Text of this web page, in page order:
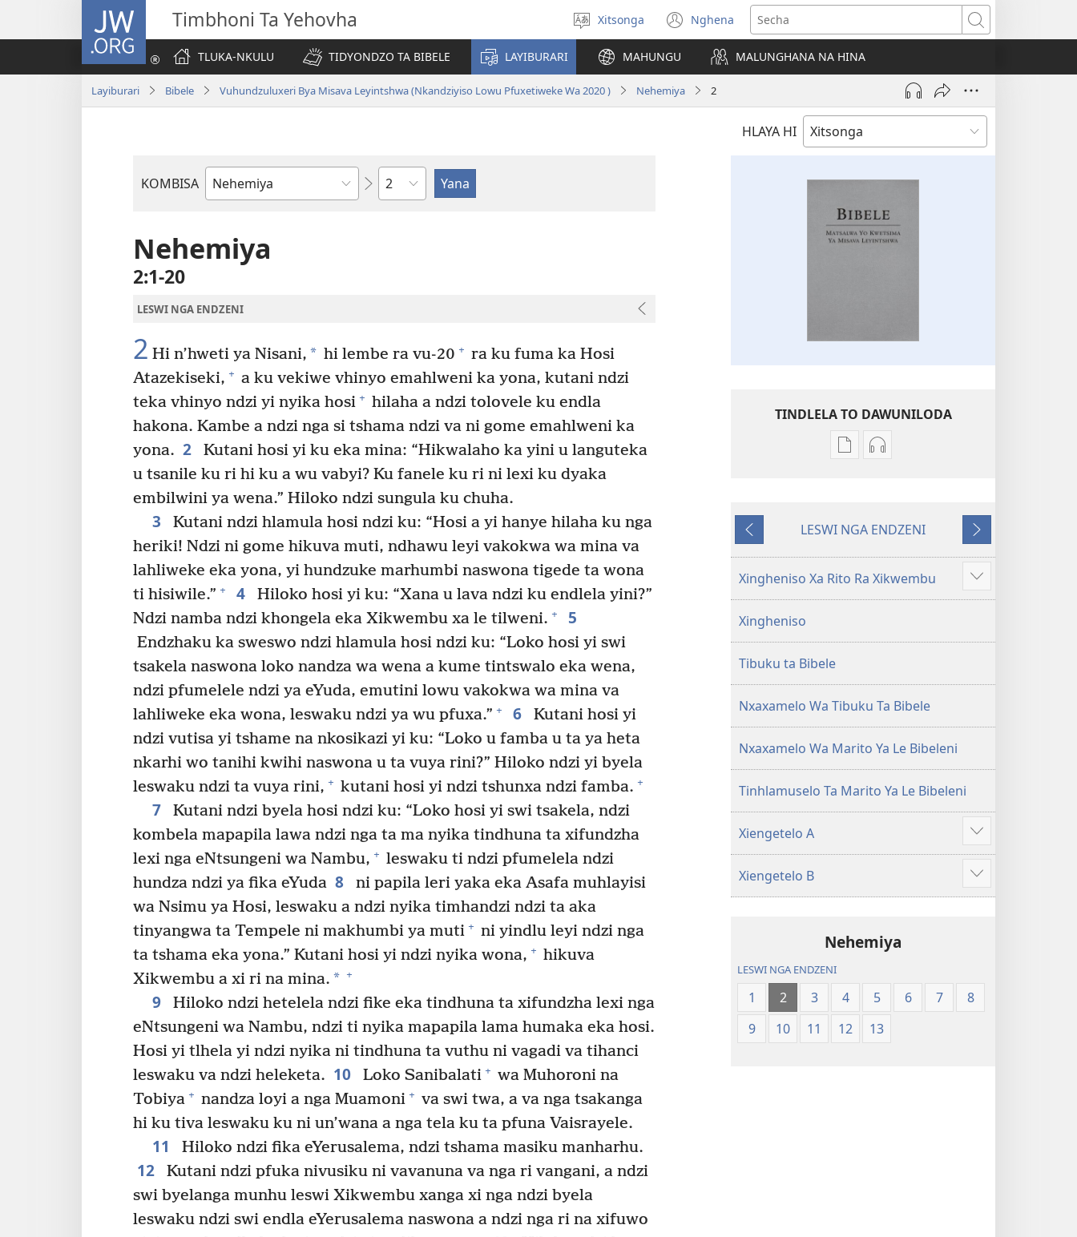
JW.ORG Timbhoni Ta Yehovha
Hlawula
ririmi
Xitsonga Nghena
(opens
new
window)
Secha
TLUKA-NKULU
TIDYONDZO TA BIBELE LAYIBURARI MAHUNGU MALUNGHANA NA HINA
Layiburari Bibele Vuhundzuluxeri Bya Misava Leyintshwa (Nkandziyiso Lowu Pfuxetiweke Wa 2020 ) Nehemiya 2
HLAYA HI
KOMBISA
Bible
Ndzima
Nehemiya
2:1-20
LESWI NGA ENDZENI
2 Hi n’hweti ya Nisani, * hi lembe ra vu-20 + ra ku fuma ka Hosi
Atazekiseki, + a ku vekiwe vhinyo emahlweni ka yona, kutani ndzi
teka vhinyo ndzi yi nyika hosi + hilaha a ndzi tolovele ku endla
hakona. Kambe a ndzi nga si tshama ndzi va ni gome emahlweni ka
yona. 2
Kutani hosi yi ku eka mina: “Hikwalaho ka yini u languteka
u tsanile ku ri hi ku a wu vabyi? Ku fanele ku ri ni lexi ku dyaka
embilwini ya wena.” Hiloko ndzi sungula ku chuha.
3
Kutani ndzi hlamula hosi ndzi ku: “Hosi a yi hanye hilaha ku nga
heriki! Ndzi ni gome hikuva muti, ndhawu leyi vakokwa wa mina va
lahliweke eka yona, yi hundzuke marhumbi naswona tigede ta wona
ti hisiwile.” + 4
Hiloko hosi yi ku: “Xana u lava ndzi ku endlela yini?”
Ndzi namba ndzi khongela eka Xikwembu xa le tilweni. + 5
Endzhaku ka sweswo ndzi hlamula hosi ndzi ku: “Loko hosi yi swi
tsakela naswona loko nandza wa wena a kume tintswalo eka wena,
ndzi pfumelele ndzi ya eYuda, emutini lowu vakokwa wa mina va
lahliweke eka wona, leswaku ndzi ya wu pfuxa.” + 6
Kutani hosi yi
ndzi vutisa yi tshame na nkosikazi yi ku: “Loko u famba u ta ya heta
nkarhi wo tanihi kwihi naswona u ta vuya rini?” Hiloko ndzi yi byela
leswaku ndzi ta vuya rini, + kutani hosi yi ndzi tshunxa ndzi famba. +
7
Kutani ndzi byela hosi ndzi ku: “Loko hosi yi swi tsakela, ndzi
kombela mapapila lawa ndzi nga ta ma nyika tindhuna ta xifundzha
lexi nga eNtsungeni wa Nambu, + leswaku ti ndzi pfumelela ndzi
hundza ndzi ya fika eYuda 8
ni papila leri yaka eka Asafa muhlayisi
wa Nsimu ya Hosi, leswaku a ndzi nyika timhandzi ndzi ta aka
tinyangwa ta Tempele ni makhumbi ya muti + ni yindlu leyi ndzi nga
ta tshama eka yona.” Kutani hosi yi ndzi nyika wona, + hikuva
Xikwembu a xi ri na mina. * +
9
Hiloko ndzi hetelela ndzi fike eka tindhuna ta xifundzha lexi nga
eNtsungeni wa Nambu, ndzi ti nyika mapapila lama humaka eka hosi.
Hosi yi tlhela yi ndzi nyika ni tindhuna ta vuthu ni vagadi va tihanci
leswaku va ndzi heleketa. 10 Loko Sanibalati + wa Muhoroni na
Tobiya + nandza loyi a nga Muamoni + va swi twa, a va nga tsakanga
hi ku tiva leswaku ku ni un’wana a nga tela ku ta pfuna Vaisrayele.
11 Hiloko ndzi fika eYerusalema, ndzi tshama masiku manharhu.
12
Kutani ndzi pfuka nivusiku ni vavanuna va nga ri vangani, a ndzi
swi byelanga munhu leswi Xikwembu xanga xi nga ndzi byela
leswaku ndzi swi endla eYerusalema naswona a ndzi nga ri na xifuwo
TINDLELA TO DAWUNILODA
Tindlela
ya
Bibele
—
Kwetsima
Misava
Leyintshwa
(Leyi
pfuxetiweke
Tindlela
rhekhodiweke
—
Matsalwa
Ya
Leyintshwa
(Leyi
pfuxetiweke
hi
LESWI
HUNDZEKE
LESWI NGA ENDZENI
LESWI
LANDZELAKA
Xingheniso Xa Rito Ra Xikwembu
Show
more
Xingheniso
Tibuku ta Bibele
Nxaxamelo Wa Tibuku Ta Bibele
Nxaxamelo Wa Marito Ya Le Bibeleni
Tinhlamuselo Ta Marito Ya Le Bibeleni
Xiengetelo A
Show
more
Xiengetelo B
Show
more
Nehemiya
LESWI NGA ENDZENI
1 2 3 4 5 6 7
8
9
10 11 12 13